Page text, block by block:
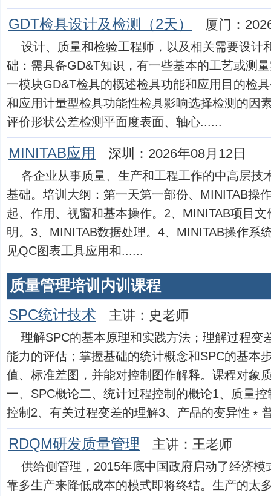
GDT检具设计及检测（2天） 厦门：
设计、质量和检验工程师，以及相关需要设计
础：需具备GD&T知识，有一些基本的工艺或测
一模块GD&T检具的概述检具功能和应用目的检
和应用计量型检具功能性检具影响选择检测的因
评价形状公差检测平面度表面、轴心......
MINITAB应用 深圳：2026年08月12日
各企业从事质量、生产和工程工作的中高层技
基础。培训大纲：第一天第一部份、MINITAB操
起、作用、视窗和基本操作。2、MINITAB项目
明。3、MINITAB数据处理。4、MINITAB操作系
见QC图表工具应用和......
质量管理培训内训课程
SPC统计技术 主讲：史老师
理解SPC的基本原理和实践方法；理解过程变
能力的评估；掌握基础的统计概念和SPC的基本
值、标准差图，并能对控制图作解释。课程对象
一、SPC概论二、统计过程控制的概论1、质量
控制2、有关过程变差的理解3、产品的变异性﹡
RDQM研发质量管理 主讲：王老师
供给侧管理，2015年底中国政府启动了经济
靠多生产来降低成本的模式即将终结。生产的太